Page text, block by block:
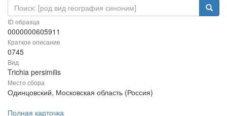
ID образца
0000000605911
Краткое описание
0745
Вид
Trichia persimilis
Место сбора
Одинцовский, Московская область (Россия)
Полная карточка